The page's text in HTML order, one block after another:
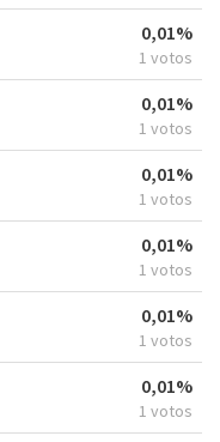
0,01%
1 votos
0,01%
1 votos
0,01%
1 votos
0,01%
1 votos
0,01%
1 votos
0,01%
1 votos